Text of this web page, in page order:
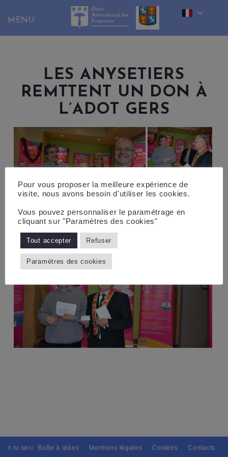
content
LES ANYSETIERS
REMTTENT UN DON À
L’ADOT GERS
tu seras, Pour tous avec discernement. // L'amitié tu
Boîte à idées Mentions légales Cookies Contacts
Pour vous proposer la meilleure expérience de
visite, nous avons besoin d'utiliser les cookies.
Vous pouvez personnaliser le paramétrage en
cliquant sur "Paramètres des cookies"
Tout accepter Refuser
Paramètres des cookies